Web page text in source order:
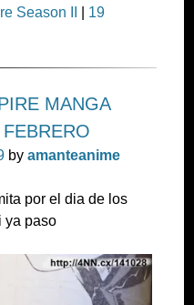
Season II
19
MANGA
by amanteanime
por el dia de los
ya paso